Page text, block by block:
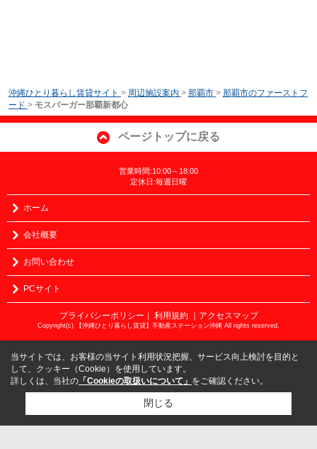
沖縄ひとり暮らし賃貸サイト > 周辺施設案内 > 那覇市 > 那覇市のファーストフ
ード > モスバーガー那覇新都心
ページトップに戻る
営業時間:10:00～18:00
定休日:毎週日曜
ホーム
会社概要
お問い合わせ
PCサイト
プライバシーポリシー ｜ 利用規約 ｜アクセスマップ
Copyright(c) 【沖縄ひとり暮らし賃貸】不動産ステーション沖縄 All rights reserved.
当サイトでは、お客様の当サイト利用状況把握、サービス向上検討を目的と
して、クッキー（Cookie）を使用しています。
詳しくは、当社の 「Cookieの取扱いについて」 をご確認ください。
閉じる